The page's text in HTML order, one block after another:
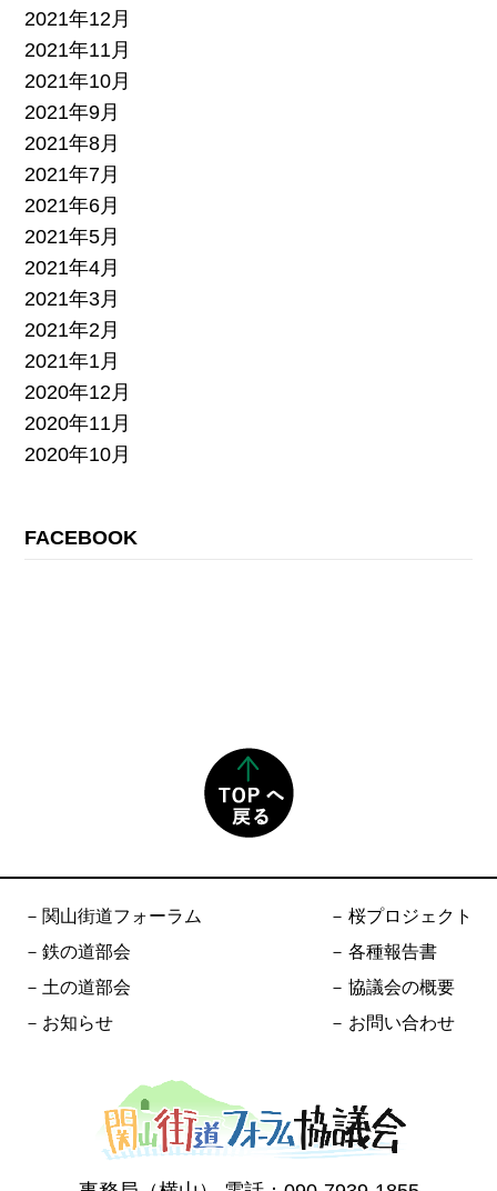
2021年12月
2021年11月
2021年10月
2021年9月
2021年8月
2021年7月
2021年6月
2021年5月
2021年4月
2021年3月
2021年2月
2021年1月
2020年12月
2020年11月
2020年10月
FACEBOOK
関山街道フォーラム
鉄の道部会
土の道部会
お知らせ
桜プロジェクト
各種報告書
協議会の概要
お問い合わせ